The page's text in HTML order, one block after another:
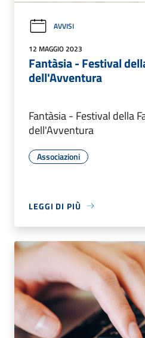
AVVISI
12 MAGGIO 2023
Fantàsia - Festival
dell'Avventura
Fantàsia - Festival della
dell'Avventura
Associazioni
LEGGI DI PIÙ